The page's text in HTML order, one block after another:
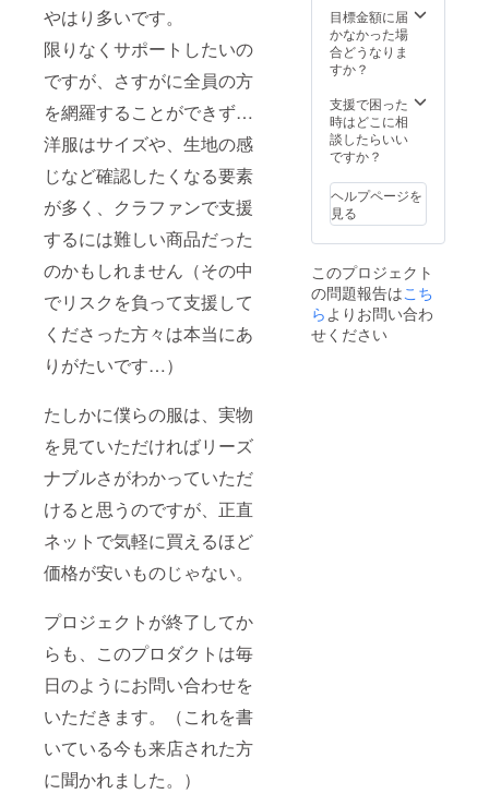
やはり多いです。
限りなくサポートしたいの
ですが、さすがに全員の方
を網羅することができず…
洋服はサイズや、生地の感
じなど確認したくなる要素
が多く、クラファンで支援
するには難しい商品だった
のかもしれません（その中
でリスクを負って支援して
くださった方々は本当にあ
りがたいです…）
たしかに僕らの服は、実物
を見ていただければリーズ
ナブルさがわかっていただ
けると思うのですが、正直
ネットで気軽に買えるほど
価格が安いものじゃない。
プロジェクトが終了してか
らも、このプロダクトは毎
日のようにお問い合わせを
いただきます。（これを書
いている今も来店された方
に聞かれました。）
我・病
気など
に関し
故意・
重過失
がある
場合を
一切の
負いか
ねます
ことを
あらか
じめご
了承く
ださ
ださ
い。 ・
販売手
生しま
せん。
・当イ
ベント
間内に
発生し
た事故
や怪
我・病
気など
に関し
ては、
う」
ジャ
ケット
セット
お付け
いたし
ます。
の内容
ない深
い慈悲
に溢れ
た方の
ご支援
も大歓
迎で
を相談
させて
くださ
予定と
掲載日
はリン
クしま
でご了
承くだ
さい。
＊個人
定とさ
せてい
ただき
ます。
作って
いいか
わから
な
「いい
商品は
作って
いる。
う売っ
ていい
かわか
らな
とお悩
みの方
におす
すめで
す。 ※
目標金額に届
かなかった場
合どうなりま
すか？
支援で困った
時はどこに相
談したらいい
ですか？
ヘルプページを
見る
このプロジェクト
の問題報告はこち
ら よりお問い合わ
せください